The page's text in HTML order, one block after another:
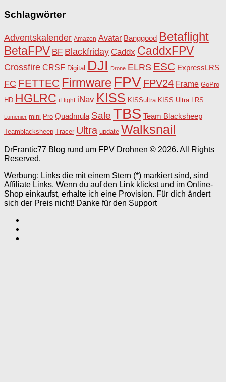
Schlagwörter
Adventskalender Amazon Avatar Banggood Betaflight
BetaFPV BF Blackfriday Caddx CaddxFPV
Crossfire CRSF Digital DJI Drone ELRS ESC ExpressLRS
FC FETTEC Firmware FPV FPV24 Frame GoPro
HD HGLRC iFlight iNav KISS KISSultra KISS Ultra LRS
Lumenier mini Pro Quadmula Sale TBS Team Blacksheep
Teamblacksheep Tracer Ultra update Walksnail
DrFrantic77 Blog rund um FPV Drohnen © 2026. All Rights
Reserved.
Werbung: Links die mit einem Stern (*) markiert sind, sind
Affiliate Links. Wenn du auf den Link klickst und im Online-
Shop einkaufst, erhalte ich eine Provision. Für dich ändert
sich der Preis nicht! Danke für den Support